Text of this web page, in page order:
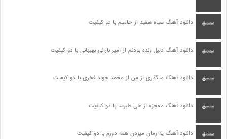
دانلود آهنگ سیاه سفید از حامیم با دو کیفیت
دانلود آهنگ دلیل زنده بودنم از امیر بارانی بهبهانی با دو کیفیت
دانلود آهنگ میگذری از من از محمد جواد فخری با دو کیفیت
دانلود آهنگ معجزه از علی طبرسا با دو کیفیت
دانلود آهنگ یه زمان میزدن همه دورم با دو کیفیت